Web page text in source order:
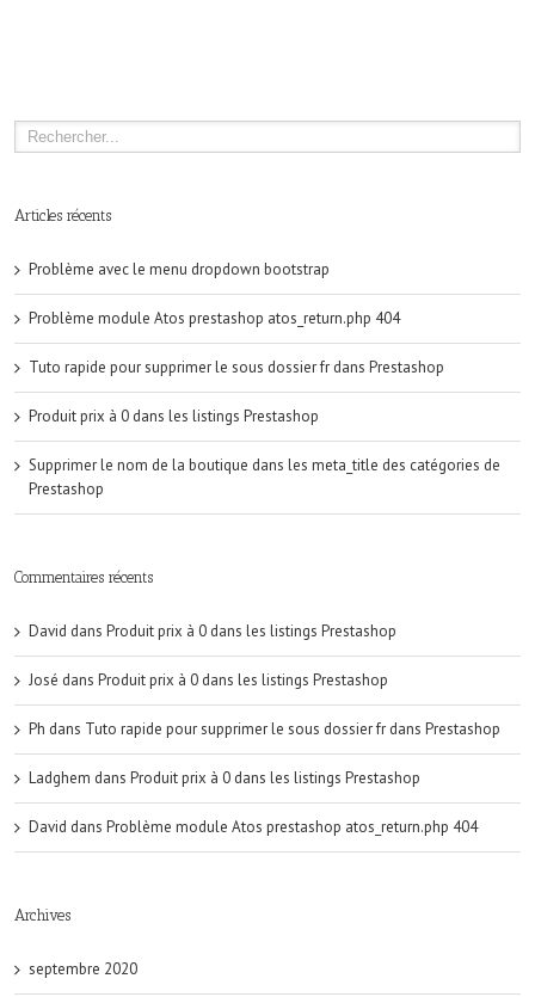
Articles récents
Problème avec le menu dropdown bootstrap
Problème module Atos prestashop atos_return.php 404
Tuto rapide pour supprimer le sous dossier fr dans Prestashop
Produit prix à 0 dans les listings Prestashop
Supprimer le nom de la boutique dans les meta_title des catégories de
Prestashop
Commentaires récents
David dans Produit prix à 0 dans les listings Prestashop
José dans Produit prix à 0 dans les listings Prestashop
Ph dans Tuto rapide pour supprimer le sous dossier fr dans Prestashop
Ladghem dans Produit prix à 0 dans les listings Prestashop
David dans Problème module Atos prestashop atos_return.php 404
Archives
septembre 2020